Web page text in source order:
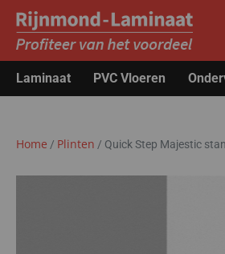
Laminaat PVC Vloeren
Home / Plinten / Quick Step Majestic